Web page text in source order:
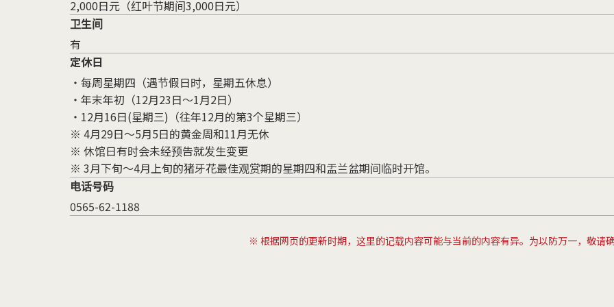
2,000日元（红叶节期间3,000日元）
卫生间
有
定休日
・每周星期四（遇节假日时，星期五休息）
・年末年初（12月23日～1月2日）
・12月16日(星期三)（往年12月的第3个星期三）
※ 4月29日～5月5日的黄金周和11月无休
※ 休馆日有时会未经预告就发生变更
※ 3月下旬～4月上旬的猪牙花最佳观赏期的星期四和盂兰盆期间临时开馆。
电话号码
0565-62-1188
※ 根据网页的更新时期，这里的记载内容可能与当前的内容有异。为以防万一，敬请确